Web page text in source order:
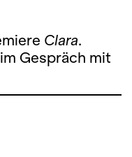
Clara.
Gespräch mit